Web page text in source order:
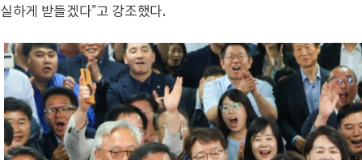
실하게 받들겠다”고 강조했다.